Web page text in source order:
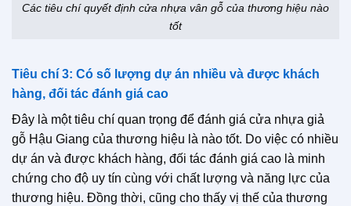
Các tiêu chí quyết định cửa nhựa vân gỗ của thương hiệu nào
tốt
Tiêu chí 3: Có số lượng dự án nhiều và được khách
hàng, đối tác đánh giá cao
Đây là một tiêu chí quan trọng để đánh giá cửa nhựa giả
gỗ Hậu Giang của thương hiệu là nào tốt. Do việc có nhiều
dự án và được khách hàng, đối tác đánh giá cao là minh
chứng cho độ uy tín cùng với chất lượng và năng lực của
thương hiệu. Đồng thời, cũng cho thấy vị thế của thương